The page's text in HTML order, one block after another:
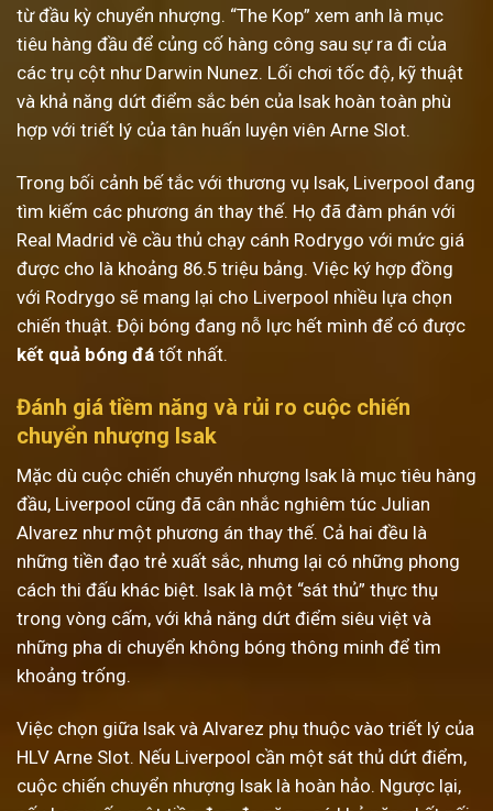
từ đầu kỳ chuyển nhượng. “The Kop” xem anh là mục
tiêu hàng đầu để củng cố hàng công sau sự ra đi của
các trụ cột như Darwin Nunez. Lối chơi tốc độ, kỹ thuật
và khả năng dứt điểm sắc bén của Isak hoàn toàn phù
hợp với triết lý của tân huấn luyện viên Arne Slot.
Trong bối cảnh bế tắc với thương vụ Isak, Liverpool đang
tìm kiếm các phương án thay thế. Họ đã đàm phán với
Real Madrid về cầu thủ chạy cánh Rodrygo với mức giá
được cho là khoảng 86.5 triệu bảng. Việc ký hợp đồng
với Rodrygo sẽ mang lại cho Liverpool nhiều lựa chọn
chiến thuật. Đội bóng đang nỗ lực hết mình để có được
kết quả bóng đá tốt nhất.
Đánh giá tiềm năng và rủi ro cuộc chiến
chuyển nhượng Isak
Mặc dù cuộc chiến chuyển nhượng Isak là mục tiêu hàng
đầu, Liverpool cũng đã cân nhắc nghiêm túc Julian
Alvarez như một phương án thay thế. Cả hai đều là
những tiền đạo trẻ xuất sắc, nhưng lại có những phong
cách thi đấu khác biệt. Isak là một “sát thủ” thực thụ
trong vòng cấm, với khả năng dứt điểm siêu việt và
những pha di chuyển không bóng thông minh để tìm
khoảng trống.
Việc chọn giữa Isak và Alvarez phụ thuộc vào triết lý của
HLV Arne Slot. Nếu Liverpool cần một sát thủ dứt điểm,
cuộc chiến chuyển nhượng Isak là hoàn hảo. Ngược lại,